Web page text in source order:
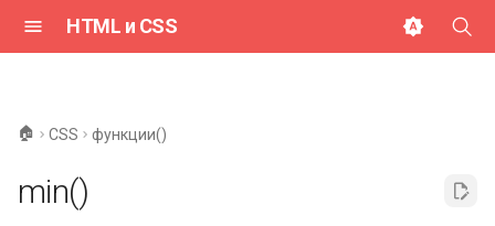
HTML и CSS
ц
🏠 CSS функции()
min()